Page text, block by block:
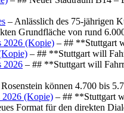
– Anlässlich des 75-jährigen
Grundfläche von rund
2026 (Kopie) – ## **Stuttgart
– ## **Stuttgart will
2026 – ## **Stuttgart will
können 4.700 bis
2026 (Kopie) – ## **Stuttgart
Format für den direkten